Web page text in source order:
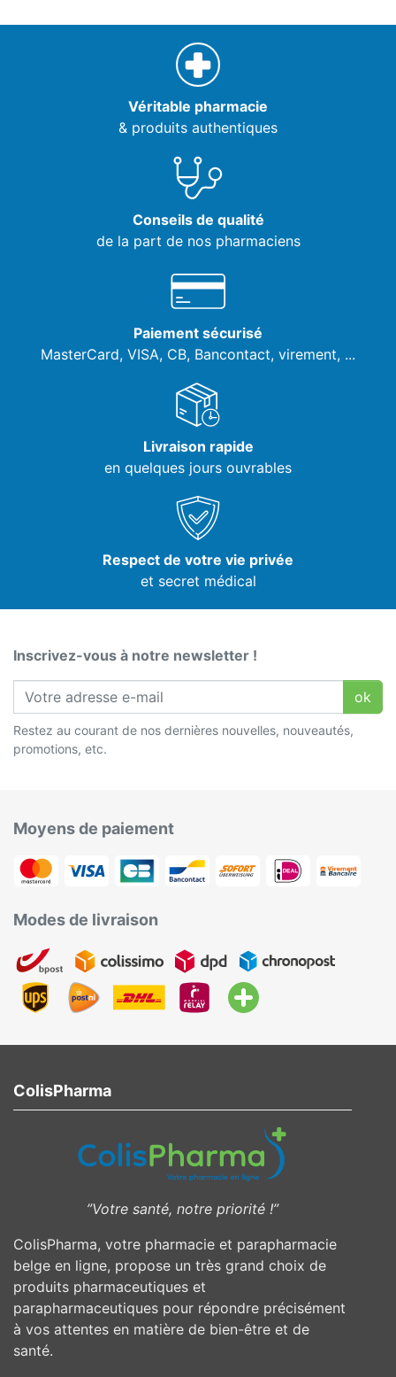
Véritable pharmacie
& produits authentiques
Conseils de qualité
de la part de nos pharmaciens
Paiement sécurisé
MasterCard, VISA, CB, Bancontact, virement, ...
Livraison rapide
en quelques jours ouvrables
Respect de votre vie privée
et secret médical
Inscrivez-vous à notre newsletter !
ok
Restez au courant de nos dernières nouvelles, nouveautés,
promotions, etc.
Moyens de paiement
Modes de livraison
ColisPharma
”Votre santé, notre priorité !”
ColisPharma, votre pharmacie et parapharmacie
belge en ligne, propose un très grand choix de
produits pharmaceutiques et
parapharmaceutiques pour répondre précisément
à vos attentes en matière de bien-être et de
santé.